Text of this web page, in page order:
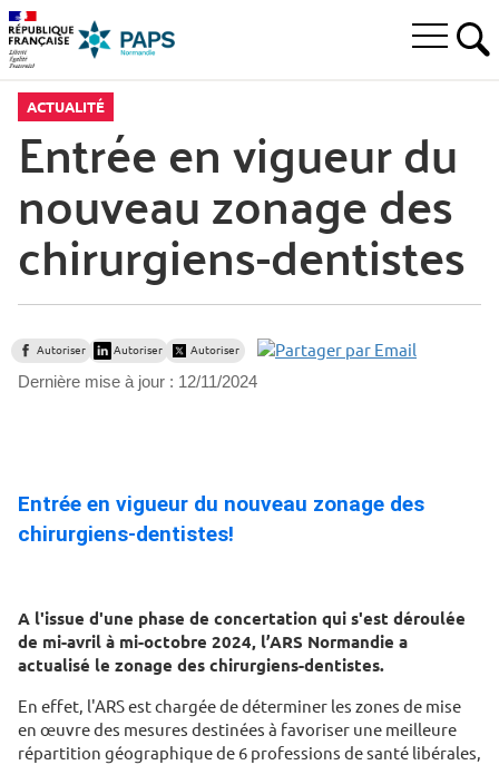
Aller
la
Aller
au
menu
Aller
au
contenu
Ouvrir
ACTUALITÉ
Entrée en vigueur du
nouveau zonage des
chirurgiens-dentistes
Autoriser Autoriser Autoriser
Dernière mise à jour : 12/11/2024
Entrée en vigueur du nouveau zonage des
chirurgiens-dentistes!
A l'issue d'une phase de concertation qui s'est déroulée
de mi-avril à mi-octobre 2024, l’ARS Normandie a
actualisé le zonage des chirurgiens-dentistes.
En effet, l'ARS est chargée de déterminer les zones de mise
en œuvre des mesures destinées à favoriser une meilleure
répartition géographique de 6 professions de santé libérales,